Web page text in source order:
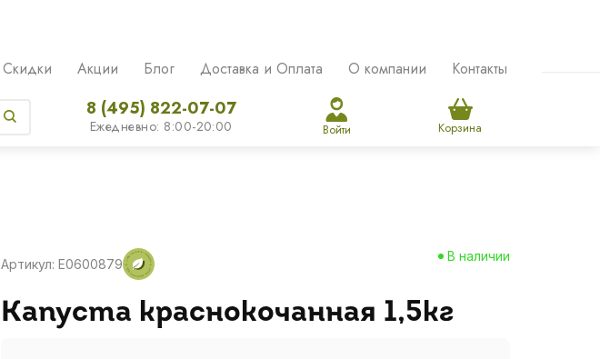
Скидки Акции Блог Доставка и Оплата О компании Контакты
8 (495) 822-07-07
Ежедневно: 8:00-20:00 Войти Корзина
Артикул: E0600879
В наличии
Капуста краснокочанная 1,5кг